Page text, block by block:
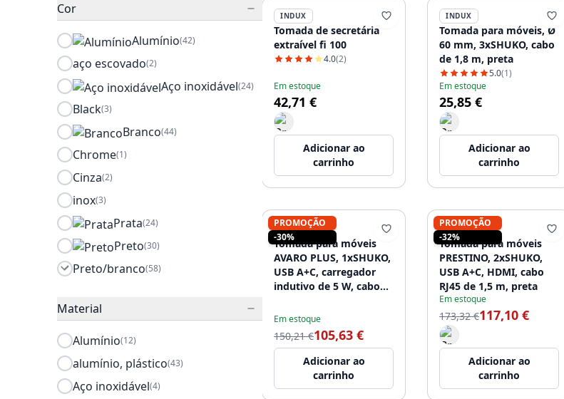
Cor
Alumínio(42)
aço escovado(2)
Aço inoxidável(24)
Black(3)
Branco(44)
Chrome(1)
Cinza(2)
inox(3)
Prata(24)
Preto(30)
Preto/branco(58)
Material
Alumínio(12)
alumínio, plástico(43)
Aço inoxidável(4)
INDUX
Tomada de secretária
extraível fi 100
4.0(2)
Em estoque
42,71 €
Adicionar ao
carrinho
INDUX
Tomada para móveis, Ø
60 mm, 3xSHUKO, cabo
de 1,8 m, preta
5.0(1)
Em estoque
25,85 €
Adicionar ao
carrinho
PROMOÇÃO
-30%
INDUX
Tomada para móveis
AVARO PLUS, 1xSHUKO,
USB A+C, carregador
indutivo de 5 W, cabo
Em estoque
150,21 €105,63 €
Adicionar ao
carrinho
PROMOÇÃO
-32%
INDUX
Tomada para móveis
PRESTINO, 2xSHUKO,
USB A+C, HDMI, cabo
RJ45 de 1,5 m, preta
Em estoque
173,32 €117,10 €
Adicionar ao
carrinho